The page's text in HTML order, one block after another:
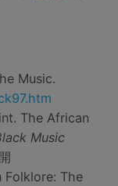
Music.
The African
Music
Folklore: The